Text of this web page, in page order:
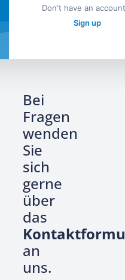
Don't have an
Sign up
Bei
Fragen
wenden
Sie
sich
gerne
über
das
an
uns.